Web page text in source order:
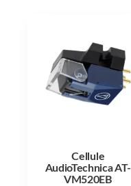
Cellule
AudioTechnica AT-
VM520EB